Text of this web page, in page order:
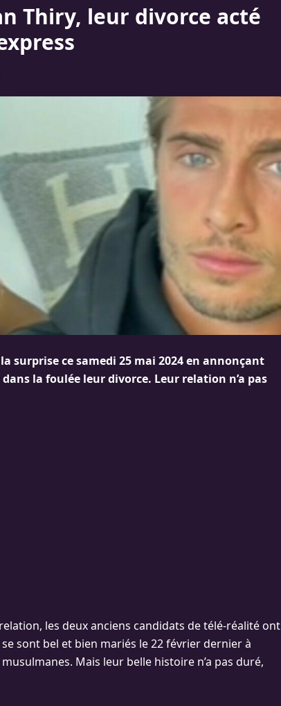
Thiry, leur divorce acté
surprise ce samedi 25 mai 2024 en annonçant
la foulée leur divorce. Leur relation n’a pas
les deux anciens candidats de télé-réalité ont
sont bel et bien mariés le 22 février dernier à
Mais leur belle histoire n’a pas duré,